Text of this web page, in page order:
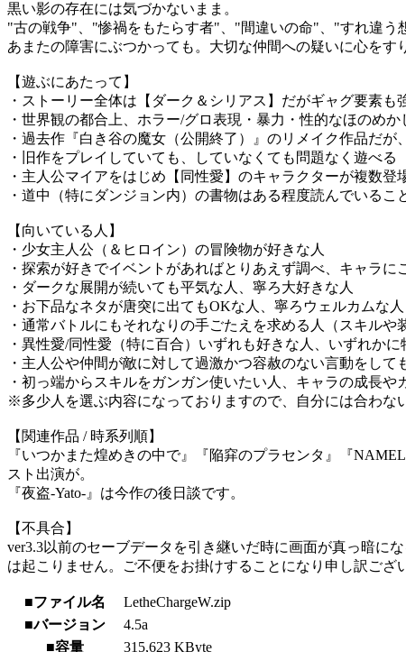
黒い影の存在には気づかないまま。
"古の戦争"、"惨禍をもたらす者"、"間違いの命"、"すれ違う
あまたの障害にぶつかっても。大切な仲間への疑いに心をす
【遊ぶにあたって】
・ストーリー全体は【ダーク＆シリアス】だがギャグ要素も
・世界観の都合上、ホラー/グロ表現・暴力・性的なほのめか
・過去作『白き谷の魔女（公開終了）』のリメイク作品だ
・旧作をプレイしていても、していなくても問題なく遊べる
・主人公マイアをはじめ【同性愛】のキャラクターが複数登
・道中（特にダンジョン内）の書物はある程度読んでいるこ
【向いている人】
・少女主人公（＆ヒロイン）の冒険物が好きな人
・探索が好きでイベントがあればとりあえず調べ、キャラに
・ダークな展開が続いても平気な人、寧ろ大好きな人
・お下品なネタが唐突に出てもOKな人、寧ろウェルカムな人
・通常バトルにもそれなりの手ごたえを求める人（スキルや
・異性愛/同性愛（特に百合）いずれも好きな人、いずれかに
・主人公や仲間が敵に対して過激かつ容赦のない言動をして
・初っ端からスキルをガンガン使いたい人、キャラの成長や
※多少人を選ぶ内容になっておりますので、自分には合わな
【関連作品 / 時系列順】
『いつかまた煌めきの中で』『陥穽のプラセンタ』『
スト出演が。
『夜盗-Yato-』は今作の後日談です。
【不具合】
ver3.3以前のセーブデータを引き継いだ時に画面が真っ暗に
は起こりません。ご不便をお掛けすることになり申し訳ござ
■ファイル名
LetheChargeW.zip
■バージョン
4.5a
■容量
315,623 KByte